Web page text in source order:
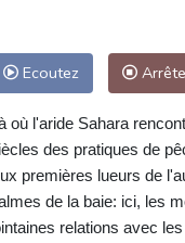
Ecoutez
où l'aride Sahara
des pratiques de
premières lueurs de
de la baie: ici, les
relations avec